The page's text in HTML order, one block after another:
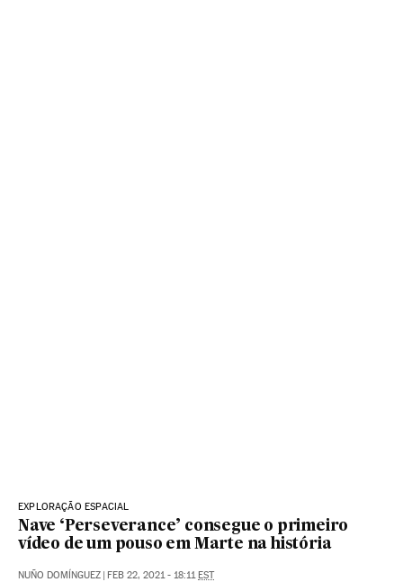
EXPLORAÇÃO ESPACIAL
Nave ‘Perseverance’ consegue o primeiro
vídeo de um pouso em Marte na história
NUÑO DOMÍNGUEZ | FEB 22, 2021 - 18:11EST